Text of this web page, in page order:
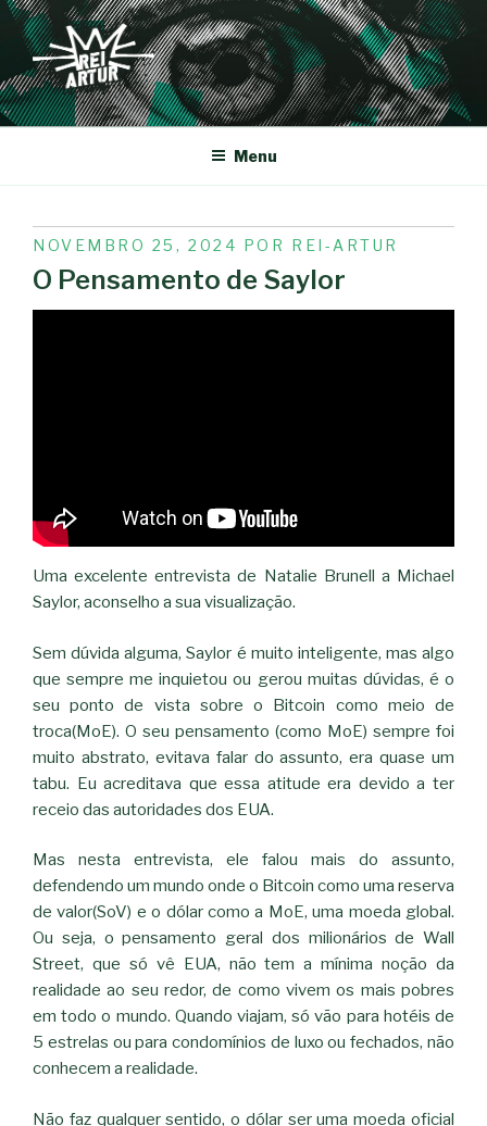
Saltar
para
conteúdo
REI-ARTUR
Menu
PUBLICADO
EM
NOVEMBRO 25, 2024 POR REI-ARTUR
O Pensamento de Saylor
Uma excelente entrevista de Natalie Brunell a Michael
Saylor, aconselho a sua visualização.
Sem dúvida alguma, Saylor é muito inteligente, mas algo
que sempre me inquietou ou gerou muitas dúvidas, é o
seu ponto de vista sobre o Bitcoin como meio de
troca(MoE). O seu pensamento (como MoE) sempre foi
muito abstrato, evitava falar do assunto, era quase um
tabu. Eu acreditava que essa atitude era devido a ter
receio das autoridades dos EUA.
Mas nesta entrevista, ele falou mais do assunto,
defendendo um mundo onde o Bitcoin como uma reserva
de valor(SoV) e o dólar como a MoE, uma moeda global.
Ou seja, o pensamento geral dos milionários de Wall
Street, que só vê EUA, não tem a mínima noção da
realidade ao seu redor, de como vivem os mais pobres
em todo o mundo. Quando viajam, só vão para hotéis de
5 estrelas ou para condomínios de luxo ou fechados, não
conhecem a realidade.
Não faz qualquer sentido, o dólar ser uma moeda oficial